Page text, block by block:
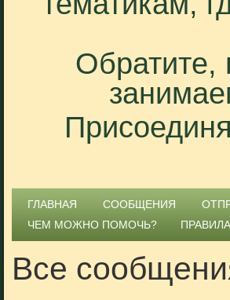
Обратите,
ГЛАВНАЯ СООБЩЕНИЯ
ЧЕМ МОЖНО ПОМОЧЬ?
Все